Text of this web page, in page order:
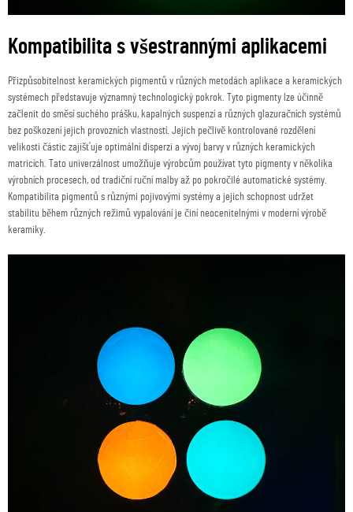
Kompatibilita s všestrannými aplikacemi
Přizpůsobitelnost keramických pigmentů v různých metodách aplikace a keramických
systémech představuje významný technologický pokrok. Tyto pigmenty lze účinně
začlenit do směsí suchého prášku, kapalných suspenzí a různých glazuračních systémů
bez poškození jejich provozních vlastností. Jejich pečlivě kontrolované rozdělení
velikosti částic zajišťuje optimální disperzi a vývoj barvy v různých keramických
matricích. Tato univerzálnost umožňuje výrobcům používat tyto pigmenty v několika
výrobních procesech, od tradiční ruční malby až po pokročilé automatické systémy.
Kompatibilita pigmentů s různými pojivovými systémy a jejich schopnost udržet
stabilitu během různých režimů vypalování je činí neocenitelnými v moderní výrobě
keramiky.